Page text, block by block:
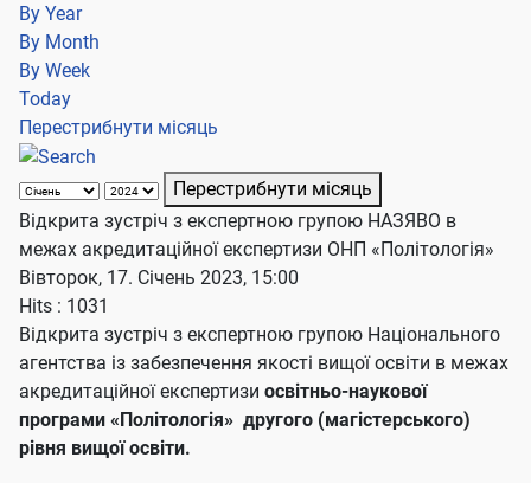
By Year
By Month
By Week
Today
Перестрибнути місяць
Перестрибнути місяць
Відкрита зустріч з експертною групою НАЗЯВО в
межах акредитаційної експертизи ОНП «Політологія»
Вівторок, 17. Січень 2023, 15:00
Hits : 1031
Відкрита зустріч з експертною групою Національного
агентства із забезпечення якості вищої освіти в межах
акредитаційної експертизи освітньо-наукової
програми «Політологія» другого (магістерського)
рівня вищої освіти.